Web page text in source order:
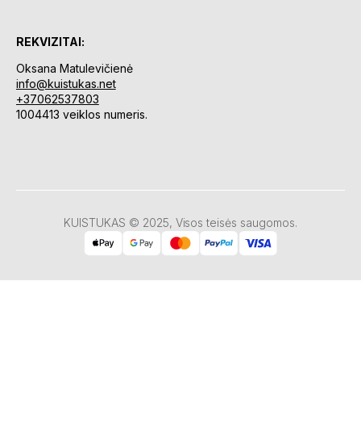
REKVIZITAI:
Oksana Matulevičienė
info@kuistukas.net
+37062537803
1004413 veiklos numeris.
KUISTUKAS © 2025, Visos teisės saugomos.